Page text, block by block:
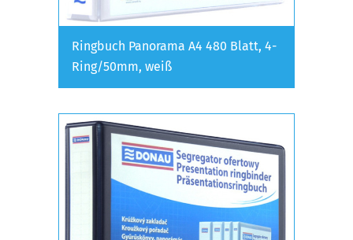
Ringbuch Panorama A4 480 Blatt, 4-
Ring/50mm, weiß